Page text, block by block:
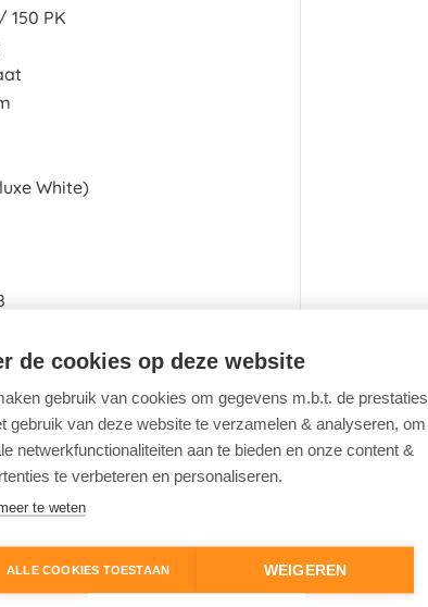
150 PK
White)
change assist
de cookies op deze website
gebruik van cookies om gegevens m.b.t. de prestaties
gebruik van deze website te verzamelen & analyseren, om
netwerkfunctionaliteiten aan te bieden en onze content &
te verbeteren en personaliseren.
te weten
ALLE COOKIES TOESTAAN WEIGEREN